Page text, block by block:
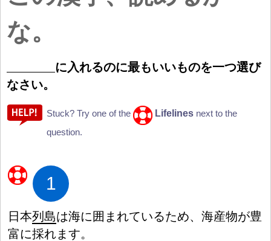
な。
に入れるのに最もいいものを一つ選び
なさい。
Stuck? Try one of the Lifelines next to the
question.
1
日 本列 島は海に 囲 まれているため、 海産物が豊
富に採れます。